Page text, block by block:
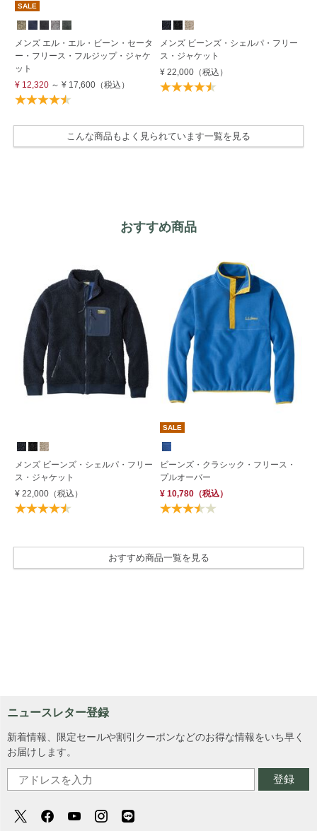
SALE
メンズ エル・エル・ビーン・セータ
ー・フリース・フルジップ・ジャケ
ット
¥ 12,320～ ¥ 17,600（税込）
メンズ ビーンズ・シェルパ・フリー
ス・ジャケット
¥ 22,000 （税込）
こんな商品もよく見られています一覧を見る
おすすめ商品
メンズ ビーンズ・シェルパ・フリー
ス・ジャケット
¥ 22,000（税込）
SALE
ビーンズ・クラシック・フリース・
プルオーバー
¥ 10,780 （税込）
おすすめ商品一覧を見る
ニュースレター登録
新着情報、限定セールや割引クーポンなどのお得な情報をいち早く
お届けします。
登録